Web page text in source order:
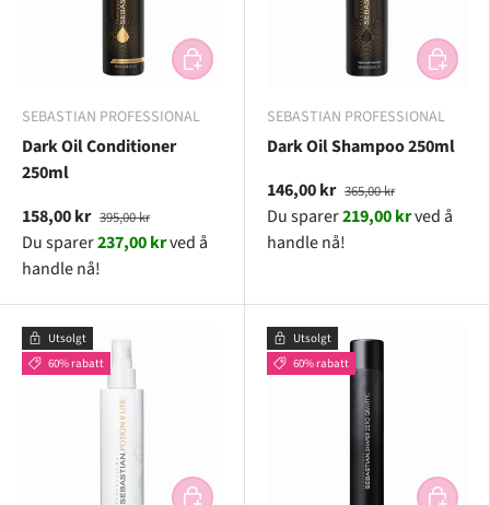
SEBASTIAN PROFESSIONAL
Dark Oil Conditioner
250ml
158,00 kr 395,00 kr
Du sparer237,00 krved å
handle nå!
LEGG I HANDLEKURV
SEBASTIAN PROFESSIONAL
Dark Oil Shampoo 250ml
146,00 kr 365,00 kr
Du sparer219,00 krved å
handle nå!
LEGG I
Utsolgt
60% rabatt
LEGG I HANDLEKURV
Utsolgt
60% rabatt
LEGG I